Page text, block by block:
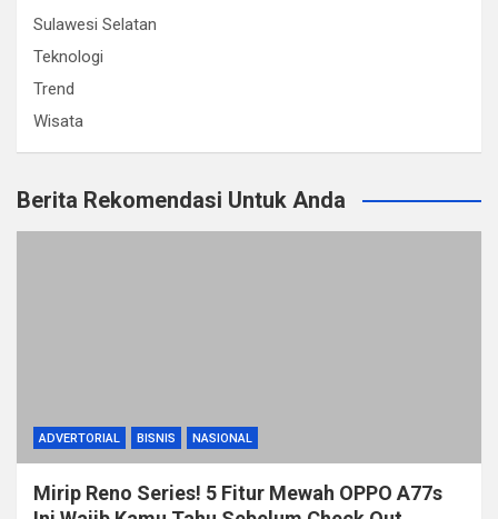
Sulawesi Selatan
Teknologi
Trend
Wisata
Berita Rekomendasi Untuk Anda
ADVERTORIAL BISNIS NASIONAL
Mirip Reno Series! 5 Fitur Mewah OPPO A77s